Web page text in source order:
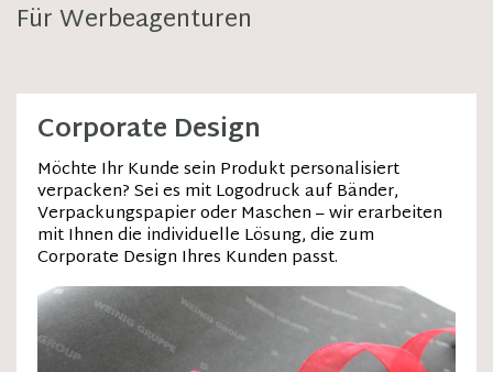
Für Werbeagenturen
Corporate Design
Möchte Ihr Kunde sein Produkt personalisiert
verpacken? Sei es mit Logodruck auf Bänder,
Verpackungspapier oder Maschen – wir erarbeiten
mit Ihnen die individuelle Lösung, die zum
Corporate Design Ihres Kunden passt.